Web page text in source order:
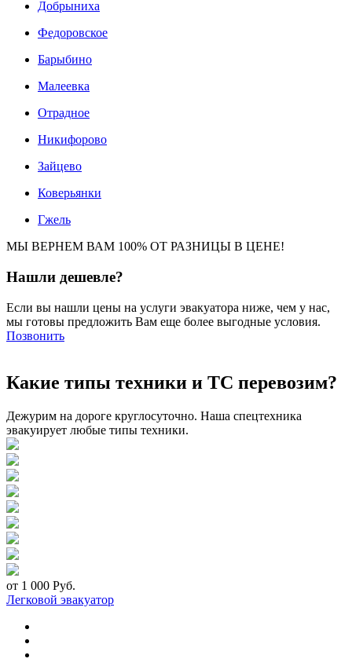
Добрыниха
Федоровское
Барыбино
Малеевка
Отрадное
Никифорово
Зайцево
Коверьянки
Гжель
МЫ ВЕРНЕМ ВАМ 100% ОТ РАЗНИЦЫ В ЦЕНЕ!
Нашли дешевле?
Если вы нашли цены на услуги эвакуатора ниже, чем у нас,
мы готовы предложить Вам еще более выгодные условия.
Позвонить
Какие типы техники и ТС перевозим?
Дежурим на дороге круглосуточно. Наша спецтехника
эвакуирует любые типы техники.
от 1 000 Руб.
Легковой эвакуатор